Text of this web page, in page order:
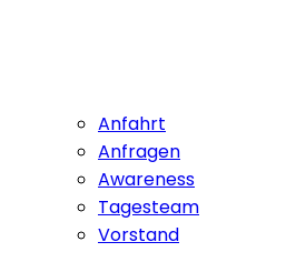
Anfahrt
Anfragen
Awareness
Tagesteam
Vorstand